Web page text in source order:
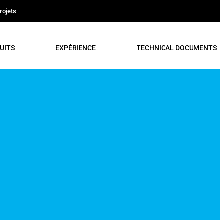
EXPÉRIENCE TECHNICAL DOCUMENTS